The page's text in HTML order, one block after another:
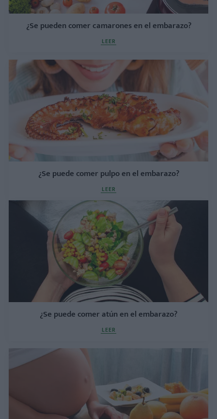
¿Se pueden comer camarones en el embarazo?
LEER
¿Se puede comer pulpo en el embarazo?
LEER
¿Se puede comer atún en el embarazo?
LEER